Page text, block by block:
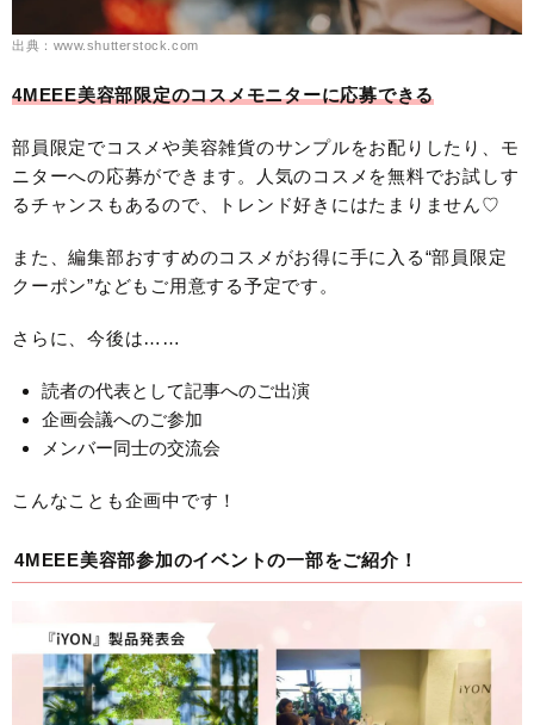
出典：www.shutterstock.com
4MEEE美容部限定のコスメモニターに応募できる
部員限定でコスメや美容雑貨のサンプルをお配りしたり、モ
ニターへの応募ができます。人気のコスメを無料でお試しす
るチャンスもあるので、トレンド好きにはたまりません♡
また、編集部おすすめのコスメがお得に手に入る“部員限定
クーポン”などもご用意する予定です。
さらに、今後は……
読者の代表として記事へのご出演
企画会議へのご参加
メンバー同士の交流会
こんなことも企画中です！
4MEEE美容部参加のイベントの一部をご紹介！